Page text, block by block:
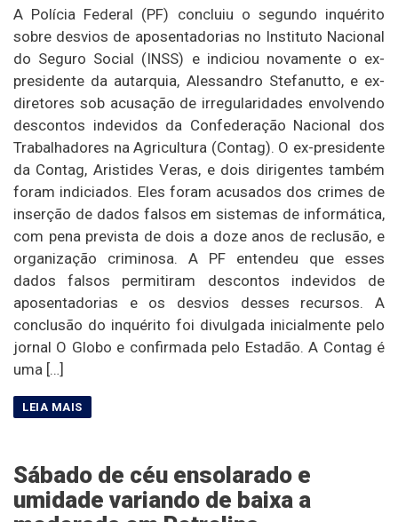
A Polícia Federal (PF) concluiu o segundo inquérito
sobre desvios de aposentadorias no Instituto Nacional
do Seguro Social (INSS) e indiciou novamente o ex-
presidente da autarquia, Alessandro Stefanutto, e ex-
diretores sob acusação de irregularidades envolvendo
descontos indevidos da Confederação Nacional dos
Trabalhadores na Agricultura (Contag). O ex-presidente
da Contag, Aristides Veras, e dois dirigentes também
foram indiciados. Eles foram acusados dos crimes de
inserção de dados falsos em sistemas de informática,
com pena prevista de dois a doze anos de reclusão, e
organização criminosa. A PF entendeu que esses
dados falsos permitiram descontos indevidos de
aposentadorias e os desvios desses recursos. A
conclusão do inquérito foi divulgada inicialmente pelo
jornal O Globo e confirmada pelo Estadão. A Contag é
uma […]
Sábado de céu ensolarado e
umidade variando de baixa a